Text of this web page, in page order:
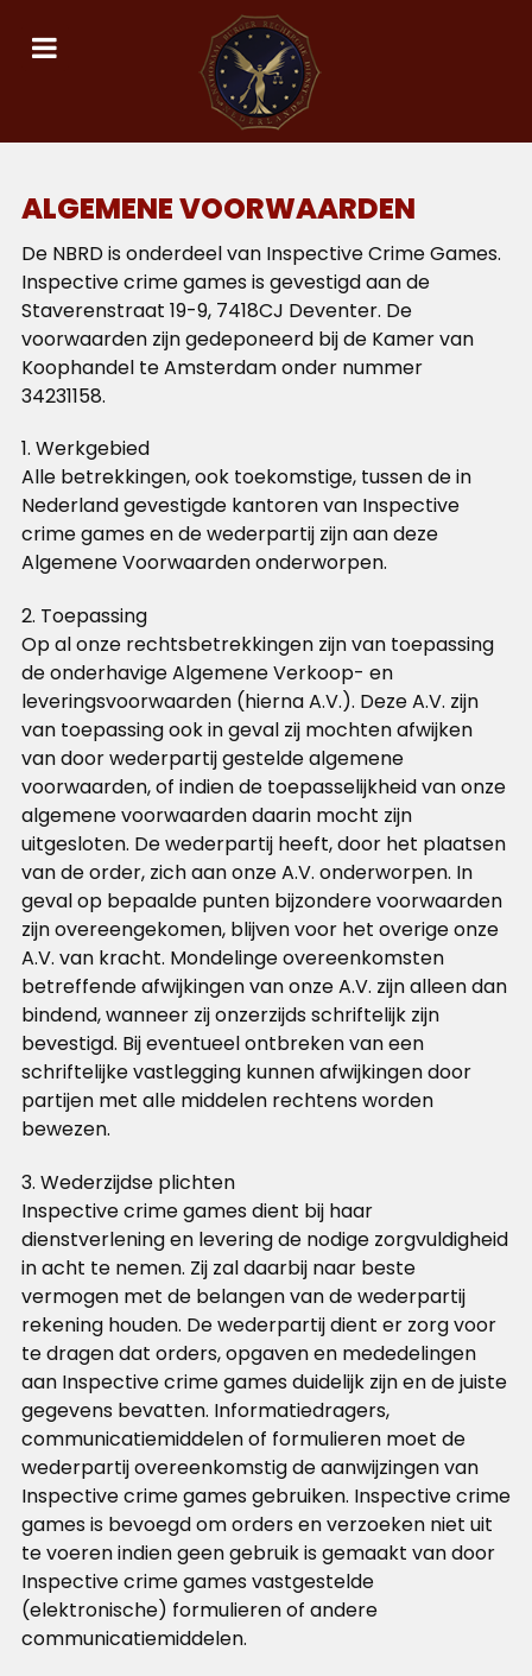
ALGEMENE VOORWAARDEN
De NBRD is onderdeel van Inspective Crime Games.
Inspective crime games is gevestigd aan de
Staverenstraat 19-9, 7418CJ Deventer. De
voorwaarden zijn gedeponeerd bij de Kamer van
Koophandel te Amsterdam onder nummer
34231158.
1. Werkgebied
Alle betrekkingen, ook toekomstige, tussen de in
Nederland gevestigde kantoren van Inspective
crime games en de wederpartij zijn aan deze
Algemene Voorwaarden onderworpen.
2. Toepassing
Op al onze rechtsbetrekkingen zijn van toepassing
de onderhavige Algemene Verkoop- en
leveringsvoorwaarden (hierna A.V.). Deze A.V. zijn
van toepassing ook in geval zij mochten afwijken
van door wederpartij gestelde algemene
voorwaarden, of indien de toepasselijkheid van onze
algemene voorwaarden daarin mocht zijn
uitgesloten. De wederpartij heeft, door het plaatsen
van de order, zich aan onze A.V. onderworpen. In
geval op bepaalde punten bijzondere voorwaarden
zijn overeengekomen, blijven voor het overige onze
A.V. van kracht. Mondelinge overeenkomsten
betreffende afwijkingen van onze A.V. zijn alleen dan
bindend, wanneer zij onzerzijds schriftelijk zijn
bevestigd. Bij eventueel ontbreken van een
schriftelijke vastlegging kunnen afwijkingen door
partijen met alle middelen rechtens worden
bewezen.
3. Wederzijdse plichten
Inspective crime games dient bij haar
dienstverlening en levering de nodige zorgvuldigheid
in acht te nemen. Zij zal daarbij naar beste
vermogen met de belangen van de wederpartij
rekening houden. De wederpartij dient er zorg voor
te dragen dat orders, opgaven en mededelingen
aan Inspective crime games duidelijk zijn en de juiste
gegevens bevatten. Informatiedragers,
communicatiemiddelen of formulieren moet de
wederpartij overeenkomstig de aanwijzingen van
Inspective crime games gebruiken. Inspective crime
games is bevoegd om orders en verzoeken niet uit
te voeren indien geen gebruik is gemaakt van door
Inspective crime games vastgestelde
(elektronische) formulieren of andere
communicatiemiddelen.